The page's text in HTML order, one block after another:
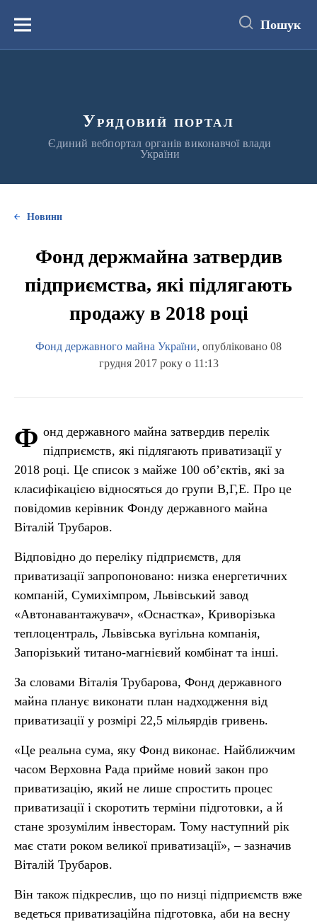
вмістуМеню Пошук
Урядовий портал
Єдиний вебпортал органів виконавчої влади
України
Новини
Фонд держмайна затвердив
підприємства, які підлягають
продажу в 2018 році
Фонд державного майна України, опубліковано 08
грудня 2017 року о 11:13
Ф онд державного майна затвердив перелік
підприємств, які підлягають приватизації у
2018 році. Це список з майже 100 об’єктів, які за
класифікацією відносяться до групи В,Г,Е. Про це
повідомив керівник Фонду державного майна
Віталій Трубаров.
Відповідно до переліку підприємств, для
приватизації запропоновано: низка енергетичних
компаній, Сумихімпром, Львівський завод
«Автонавантажувач», «Оснастка», Криворізька
теплоцентраль, Львівська вугільна компанія,
Запорізький титано-магнієвий комбінат та інші.
За словами Віталія Трубарова, Фонд державного
майна планує виконати план надходження від
приватизації у розмірі 22,5 мільярдів гривень.
«Це реальна сума, яку Фонд виконає. Найближчим
часом Верховна Рада прийме новий закон про
приватизацію, який не лише спростить процес
приватизації і скоротить терміни підготовки, а й
стане зрозумілим інвесторам. Тому наступний рік
має стати роком великої приватизації», – зазначив
Віталій Трубаров.
Він також підкреслив, що по низці підприємств вже
ведеться приватизаційна підготовка, аби на весну